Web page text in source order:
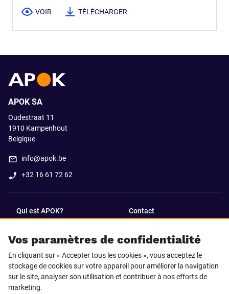
VOIR TÉLÉCHARGER
Vos paramètres de confidentialité
En cliquant sur « Accepter tous les cookies », vous acceptez le
stockage de cookies sur votre appareil pour améliorer la navigation
sur le site, analyser son utilisation et contribuer à nos efforts de
marketing.
APOK SA
Oudestraat 11
1910 Kampenhout
Belgique
info@apok.be
+32 16 61 72 62
Qui est APOK? Contact
SUIVEZ-NOUS SUR
Facebook LinkedIn